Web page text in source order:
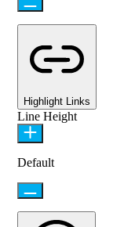
Highlight Links
Line Height
Default